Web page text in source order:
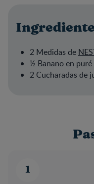
2 Medidas de
½ Banano en puré
2 Cucharadas de